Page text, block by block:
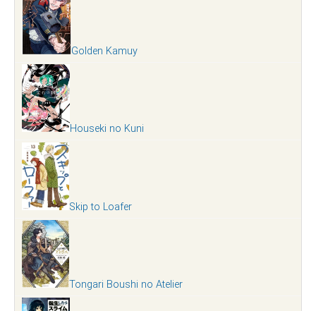
Golden Kamuy
Houseki no Kuni
Skip to Loafer
Tongari Boushi no Atelier